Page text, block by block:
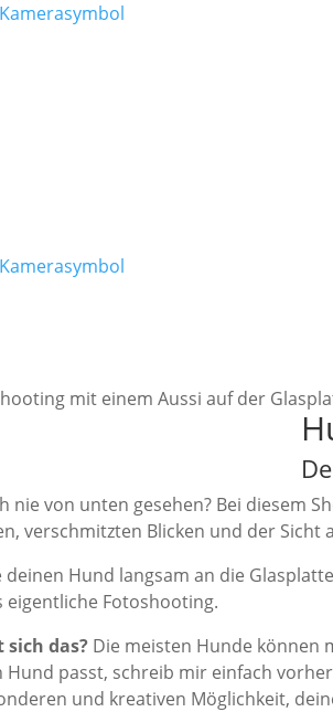
nie von unten gesehen? Bei diesem
verschmitzten Blicken und der Sicht
deinen Hund langsam an die
Fotoshooting.
sich das? Die meisten Hunde können
passt, schreib mir einfach
und kreativen Möglichkeit,